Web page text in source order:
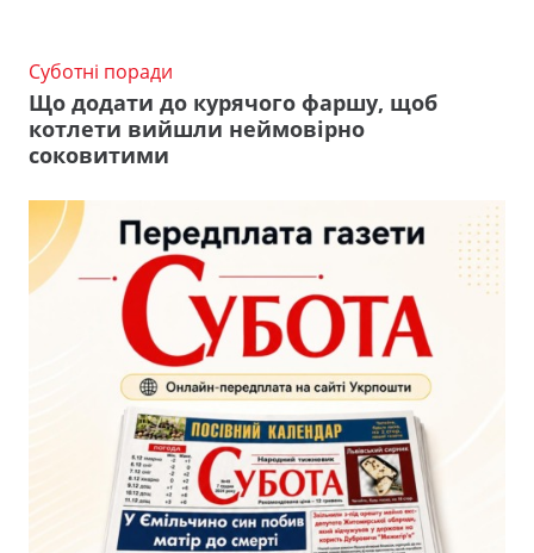
Суботні поради
Що додати до курячого фаршу, щоб
котлети вийшли неймовірно
соковитими